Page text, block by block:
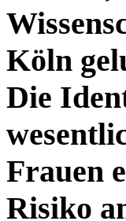
Köln
Die
Frauen
Risiko